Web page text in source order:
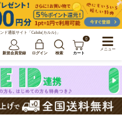
ド通販サイト「Calulu(カルル)」
新規会員登録 ログイン 検索
0
カート
メニュー